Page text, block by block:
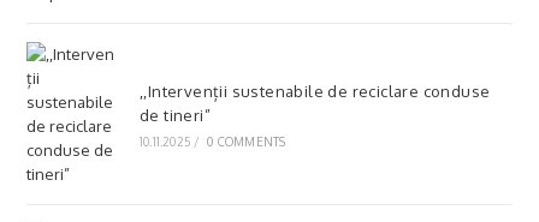
,,Intervenții sustenabile de reciclare conduse
de tineri”
10.11.2025 / 0 COMMENTS